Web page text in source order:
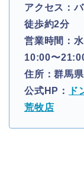
アクセス：
徒歩約2分
営業時間：
10:00〜
住所：群馬
公式HP：
荒牧店